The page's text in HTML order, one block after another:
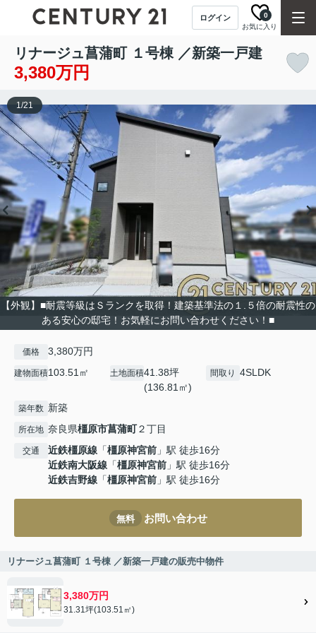
ログイン
お気に入り
0
リナージュ菖蒲町 １号棟 ／新築一戸建
3,380万円
【外観】■耐震等級はＳランクを取得！建築基準法の１.５倍の耐震性の
ある安心の邸宅！お気軽にお問い合わせください！■
1/21
価格 3,380万円
建物面積103.51㎡ 土地面積41.38坪
(136.81㎡)
間取り 4SLDK
築年数 新築
所在地 奈良県橿原市菖蒲町２丁目
交通 近鉄橿原線 「橿原神宮前 」駅 徒歩16分
近鉄南大阪線 「橿原神宮前 」駅 徒歩16分
近鉄吉野線 「橿原神宮前 」駅 徒歩16分
無料 お問い合わせ
リナージュ菖蒲町 １号棟 ／新築一戸建の販売中物件
3,380万円
31.31坪(103.51㎡)